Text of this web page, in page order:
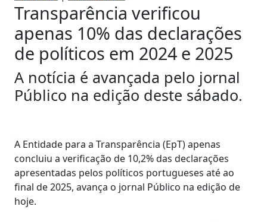
Transparência verificou
apenas 10% das declarações
de políticos em 2024 e 2025
A notícia é avançada pelo jornal
Público na edição deste sábado.
A Entidade para a Transparência (EpT) apenas
concluiu a verificação de 10,2% das declarações
apresentadas pelos políticos portugueses até ao
final de 2025, avança o jornal Público na edição de
hoje.